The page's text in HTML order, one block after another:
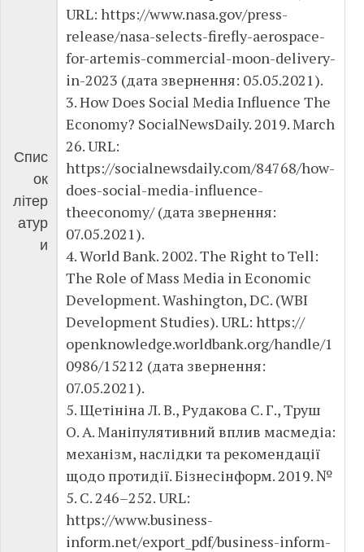
Спис
ок
літер
атур
и
URL: https://www.nasa.gov/press-
release/nasa-selects-firefly-aerospace-
for-artemis-commercial-moon-delivery-
in-2023 (дата звернення: 05.05.2021).
3. How Does Social Media Influence The
Economy? SocialNewsDaily. 2019. March
26. URL:
https://socialnewsdaily.com/84768/how-
does-social-media-influence-
theeconomy/ (дата звернення:
07.05.2021).
4. World Bank. 2002. The Right to Tell:
The Role of Mass Media in Economic
Development. Washington, DC. (WBI
Development Studies). URL: https://
openknowledge.worldbank.org/handle/1
0986/15212 (дата звернення:
07.05.2021).
5. Щетініна Л. В., Рудакова С. Г., Труш
О. А. Маніпулятивний вплив масмедіа:
механізм, наслідки та рекомендації
щодо протидії. Бізнесінформ. 2019. №
5. C. 246–252. URL:
https://www.business-
inform.net/export_pdf/business-inform-